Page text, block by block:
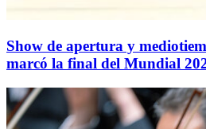
Show de apertura y
marcó la final del Mundial